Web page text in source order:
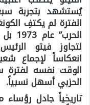
يُستشهد بتجربة
الفترة لم يكتفِ
لتجاوز فيتو
انعكاساً لإجماع
الوقت نفسه لفترة
الحزبي أسهل نسبياً.
تاريخياً جادل